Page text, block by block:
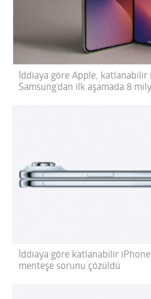
İddiaya göre Apple, katlanabilir
Samsung’dan ilk aşamada 8
İddiaya göre katlanabilir
menteşe sorunu çözüldü